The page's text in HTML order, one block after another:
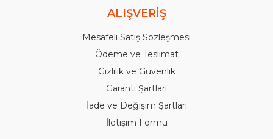
ALIŞVERİŞ
Mesafeli Satış Sözleşmesi
Ödeme ve Teslimat
Gizlilik ve Güvenlik
Garanti Şartları
İade ve Değişim Şartları
İletişim Formu